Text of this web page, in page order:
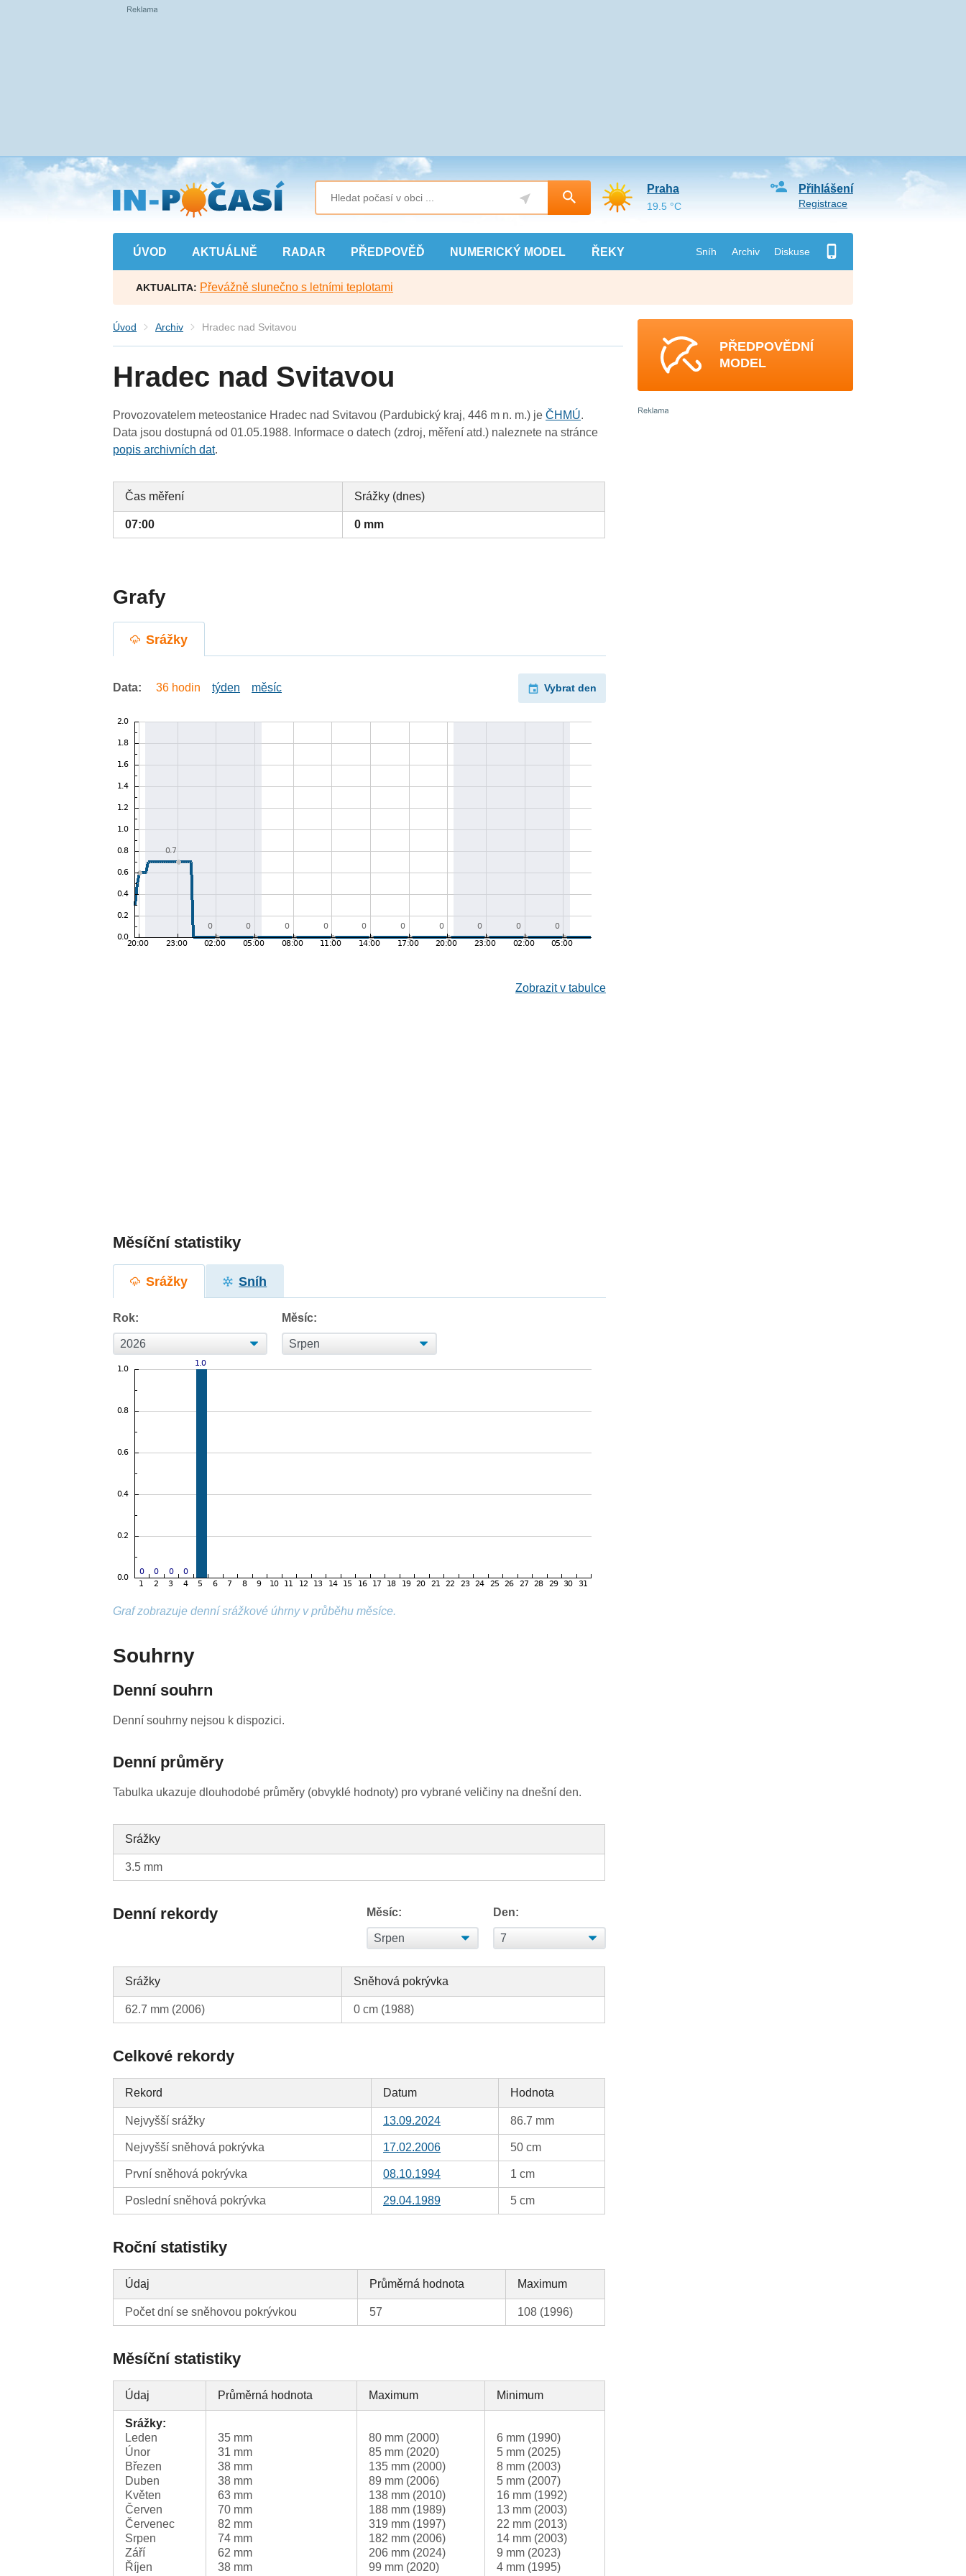
Přejít
na
hlavní
obsah
ÚVOD AKTUÁLNĚ RADAR PŘEDPOVĚĎ NUMERICKÝ MODEL ŘEKY Sníh Archiv Diskuse
Přihlášení
Registrace
Praha
19.5 °C
AKTUALITA: Převážně slunečno s letními teplotami
Úvod Archiv Hradec nad Svitavou
Hradec nad Svitavou
Provozovatelem meteostanice Hradec nad Svitavou (Pardubický kraj, 446 m n. m.) jeČHMÚ.
Data jsou dostupná od 01.05.1988. Informace o datech (zdroj, měření atd.) naleznete na stránce
popis archivních dat.
Čas měření Srážky (dnes)
07:00 0 mm
Grafy
Srážky
Data: 36 hodin týden měsíc Vybrat den
Zobrazit v tabulce
Měsíční statistiky
Srážky Sníh
Rok: Měsíc:
Graf zobrazuje denní srážkové úhrny v průběhu měsíce.
Souhrny
Denní souhrn
Denní souhrny nejsou k dispozici.
Denní průměry
Tabulka ukazuje dlouhodobé průměry (obvyklé hodnoty) pro vybrané veličiny na dnešní den.
Srážky
3.5 mm
Denní rekordy Měsíc: Den:
Srážky Sněhová pokrývka
62.7 mm (2006) 0 cm (1988)
Celkové rekordy
Rekord Datum Hodnota
Nejvyšší srážky 13.09.2024 86.7 mm
Nejvyšší sněhová pokrývka 17.02.2006 50 cm
První sněhová pokrývka 08.10.1994 1 cm
Poslední sněhová pokrývka 29.04.1989 5 cm
Roční statistiky
Údaj Průměrná hodnota Maximum
Počet dní se sněhovou pokrývkou 57 108 (1996)
Měsíční statistiky
Údaj Průměrná hodnota Maximum Minimum
Srážky:
Leden
Únor
Březen
Duben
Květen
Červen
Červenec
Srpen
Září
Říjen
35 mm
31 mm
38 mm
38 mm
63 mm
70 mm
82 mm
74 mm
62 mm
38 mm
80 mm (2000)
85 mm (2020)
135 mm (2000)
89 mm (2006)
138 mm (2010)
188 mm (1989)
319 mm (1997)
182 mm (2006)
206 mm (2024)
99 mm (2020)
6 mm (1990)
5 mm (2025)
8 mm (2003)
5 mm (2007)
16 mm (1992)
13 mm (2003)
22 mm (2013)
14 mm (2003)
9 mm (2023)
4 mm (1995)
PŘEDPOVĚDNÍ
MODEL